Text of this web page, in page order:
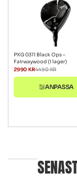
PXG 0311 Black Ops –
Fairwaywood (i lager)
4490KR
2990 KR
ANPASSA